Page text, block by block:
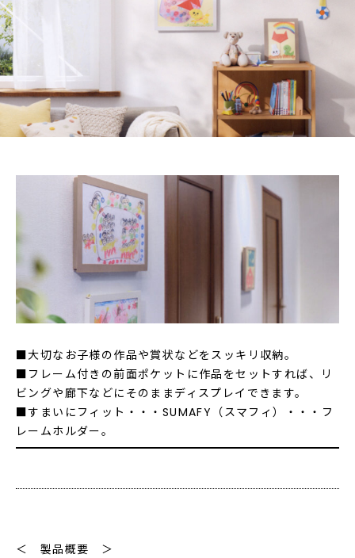
■大切なお子様の作品や賞状などをスッキリ収納。
■フレーム付きの前面ポケットに作品をセットすれば、リ
ビングや廊下などにそのままディスプレイできます。
■すまいにフィット・・・SUMAFY（スマフィ）・・・フ
レームホルダー。
＜ 製品概要 ＞